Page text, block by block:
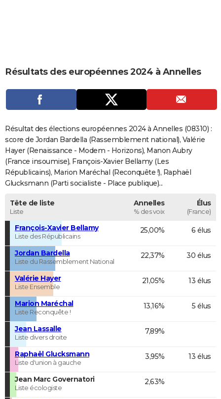
CARTE DE VOEUX
Carte de Noël
Carte Bonne année
Carte Saint-Valentin
Carte Pâques
Carte d'anniversaire
DICTIONNAIRE
Dictionnaire
Biographies
Citations
Expressions
Proverbes
PROGRAMME TV
COPAINS D'AVANT
S'inscrire
Se connecter
Lycées
Collèges
Primaires
Universités
Entreprises
Service militaire
Avis de recherche
AVIS DE DÉCÈS
FORUM
Résultats des européennes 2024 à Annelles
Résultat des élections européennes 2024 à Annelles (08310) :
score de Jordan Bardella (Rassemblement national), Valérie
Hayer (Renaissance - Modem - Horizons), Manon Aubry
(France insoumise), François-Xavier Bellamy (Les
Républicains), Marion Maréchal (Reconquête !), Raphaël
Glucksmann (Parti socialiste - Place publique)...
Tête de liste
Liste
Annelles
% des voix
Élus
(France)
François-Xavier Bellamy
Liste des Républicains
25,00% 6 élus
Jordan Bardella
Liste du Rassemblement National
22,37% 30 élus
Valérie Hayer
Liste Ensemble
21,05% 13 élus
Marion Maréchal
Liste Reconquête !
13,16% 5 élus
Jean Lassalle
Liste divers droite
7,89%
Raphaël Glucksmann
Liste d'union à gauche
3,95% 13 élus
Jean Marc Governatori
Liste écologiste
2,63%